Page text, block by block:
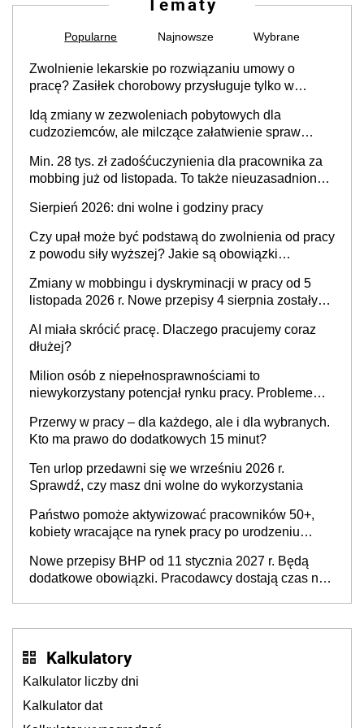
Popularne Najnowsze Wybrane
Zwolnienie lekarskie po rozwiązaniu umowy o
pracę? Zasiłek chorobowy przysługuje tylko w
stosunku pracy
Idą zmiany w zezwoleniach pobytowych dla
cudzoziemców, ale milczące załatwienie spraw
Min. 28 tys. zł zadośćuczynienia dla pracownika za
mobbing już od listopada. To także nieuzasadniona
Sierpień 2026: dni wolne i godziny pracy
Czy upał może być podstawą do zwolnienia od pracy
z powodu siły wyższej? Jakie są obowiązki
Zmiany w mobbingu i dyskryminacji w pracy od 5
listopada 2026 r. Nowe przepisy 4 sierpnia zostały
AI miała skrócić pracę. Dlaczego pracujemy coraz
dłużej?
Milion osób z niepełnosprawnościami to
niewykorzystany potencjał rynku pracy. Problemem
refundacji, ale bariery po stronie systemu i
świadomości pracodawców [WYWIAD]
Przerwy w pracy – dla każdego, ale i dla wybranych.
Kto ma prawo do dodatkowych 15 minut?
Ten urlop przedawni się we wrześniu 2026 r.
Sprawdź, czy masz dni wolne do wykorzystania
Państwo pomoże aktywizować pracowników 50+,
kobiety wracające na rynek pracy po urodzeniu
neuroatypowe. Powstanie Fundusz na rzecz
Inkluzywności w Zatrudnianiu?
Nowe przepisy BHP od 11 stycznia 2027 r. Będą
dodatkowe obowiązki. Pracodawcy dostają czas na
Kalkulatory
Kalkulator liczby dni
Kalkulator dat